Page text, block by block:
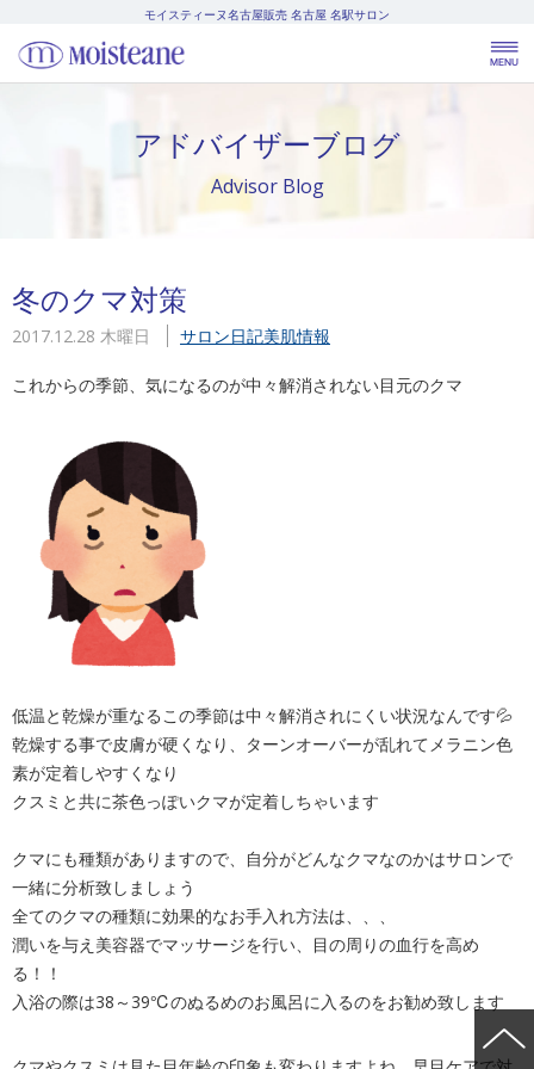
モイスティーヌ名古屋販売 名古屋 名駅サロン
アドバイザーブログ
Advisor Blog
冬のクマ対策
2017.12.28 木曜日 サロン日記美肌情報
これからの季節、気になるのが中々解消されない目元のクマ
低温と乾燥が重なるこの季節は中々解消されにくい状況なんです💦
乾燥する事で皮膚が硬くなり、ターンオーバーが乱れてメラニン色
素が定着しやすくなり
クスミと共に茶色っぽいクマが定着しちゃいます
クマにも種類がありますので、自分がどんなクマなのかはサロンで
一緒に分析致しましょう
全てのクマの種類に効果的なお手入れ方法は、、、
潤いを与え美容器でマッサージを行い、目の周りの血行を高め
る！！
入浴の際は38～39℃のぬるめのお風呂に入るのをお勧め致します